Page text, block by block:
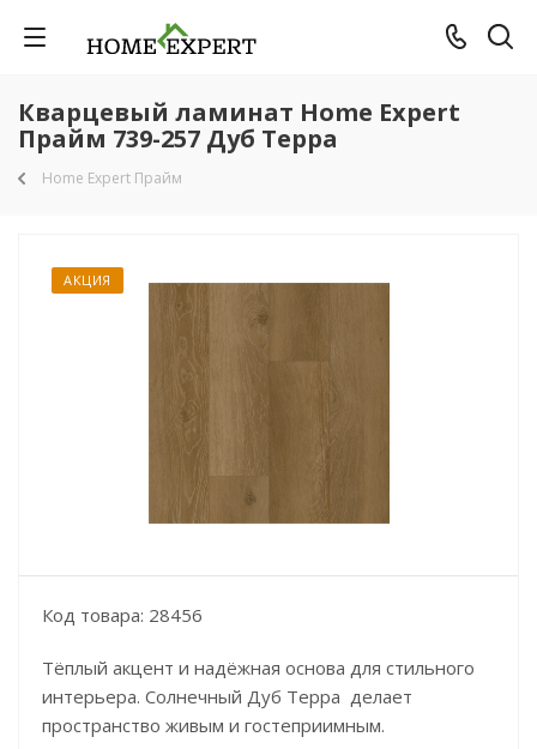
Кварцевый ламинат Home Expert
Прайм 739-257 Дуб Терра
Home Expert Прайм
АКЦИЯ
Код товара: 28456
Тёплый акцент и надёжная основа для стильного
интерьера. Солнечный Дуб Терра делает
пространство живым и гостеприимным.